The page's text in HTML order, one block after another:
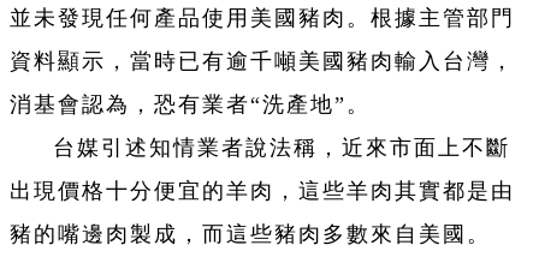
並未發現任何產品使用美國豬肉。根據主管部門
資料顯示，當時已有逾千噸美國豬肉輸入台灣，
消基會認為，恐有業者“洗產地”。
台媒引述知情業者說法稱，近來市面上不斷
出現價格十分便宜的羊肉，這些羊肉其實都是由
豬的嘴邊肉製成，而這些豬肉多數來自美國。